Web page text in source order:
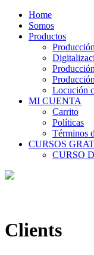
Home
Somos
Productos
Locución
MI CUENTA
Carrito
Políticas
Términos
CURSOS
CURSO
Clients